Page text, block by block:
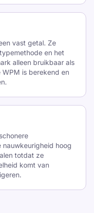
vast getal. Ze
en het
alleen bruikbaar als
is berekend en
hoog
totdat ze
komt van